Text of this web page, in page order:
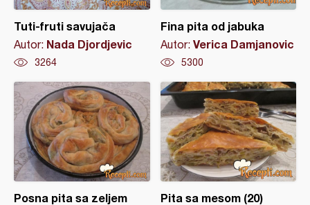
Tuti-fruti savujača
Autor: Nada Djordjevic
3264
Fina pita od jabuka
Autor: Verica Damjanovic
5300
Posna pita sa zeljem Pita sa mesom (20)